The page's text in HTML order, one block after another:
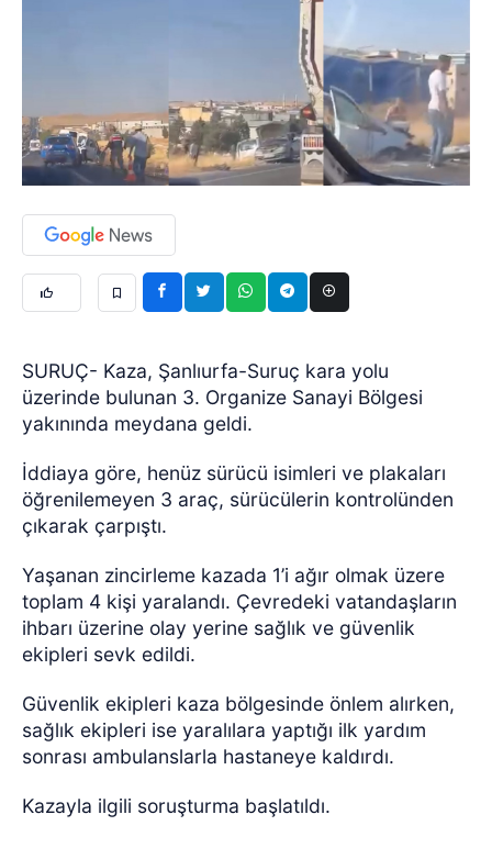
SURUÇ- Kaza, Şanlıurfa-Suruç kara yolu
üzerinde bulunan 3. Organize Sanayi Bölgesi
yakınında meydana geldi.
İddiaya göre, henüz sürücü isimleri ve plakaları
öğrenilemeyen 3 araç, sürücülerin kontrolünden
çıkarak çarpıştı.
Yaşanan zincirleme kazada 1’i ağır olmak üzere
toplam 4 kişi yaralandı. Çevredeki vatandaşların
ihbarı üzerine olay yerine sağlık ve güvenlik
ekipleri sevk edildi.
Güvenlik ekipleri kaza bölgesinde önlem alırken,
sağlık ekipleri ise yaralılara yaptığı ilk yardım
sonrası ambulanslarla hastaneye kaldırdı.
Kazayla ilgili soruşturma başlatıldı.